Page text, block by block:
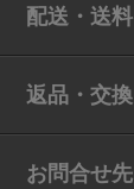
配送・送料
返品・交換
お問合せ先